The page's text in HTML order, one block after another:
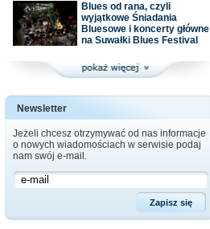
Blues od rana, czyli
wyjątkowe Śniadania
Bluesowe i koncerty główne
na Suwałki Blues Festival
Newsletter
Jeżeli chcesz otrzymywać od nas informacje
o nowych wiadomościach w serwisie podaj
nam swój e-mail.